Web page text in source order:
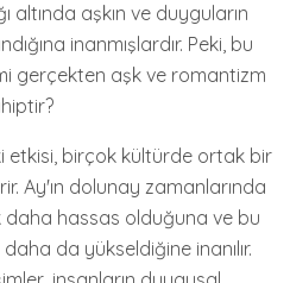
altında aşkın ve duyguların
inanmışlardır. Peki, bu
gerçekten aşk ve romantizm
etkisi, birçok kültürde ortak bir
Ay'ın dolunay zamanlarında
daha hassas olduğuna ve bu
da yükseldiğine inanılır.